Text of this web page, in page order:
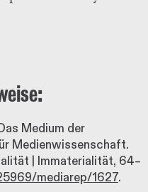
Medium der
Medienwissenschaft.
| Immaterialität, 64–
mediarep/1627.